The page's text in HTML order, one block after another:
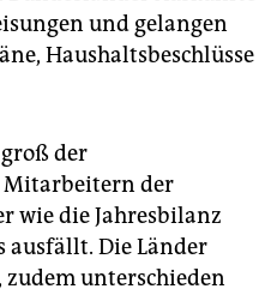
und gelangen
Haushaltsbeschlüsse
der
Mitarbeitern der
wie die Jahresbilanz
ausfällt. Die Länder
unterschieden